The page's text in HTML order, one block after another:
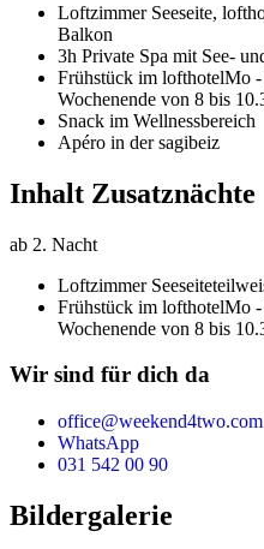
Loftzimmer Seeseite,
Balkon
3h Private Spa mit See-
Frühstück im lofthotelMo -
Wochenende von 8 bis
Snack im Wellnessbereich
Apéro in der sagibeiz
Inhalt Zusatznächte
ab 2. Nacht
Loftzimmer Seeseite
Frühstück im lofthotelMo -
Wochenende von 8 bis
Wir sind für dich da
office@weekend4two.com
WhatsApp
031 542 00 90
Bildergalerie